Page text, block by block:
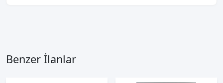
Benzer İlanlar